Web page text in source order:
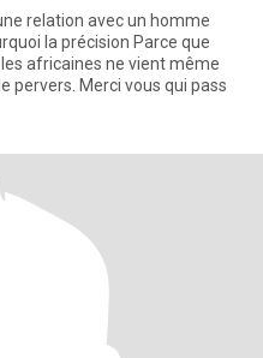
relation avec un homme
la précision Parce que
les africaines ne vient même
pas me contacter je ne veux pas de pervers. Merci vous qui pass